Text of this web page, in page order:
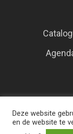
Deze website
en de website te